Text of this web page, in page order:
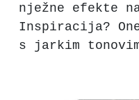
nježne efekte
Inspiracija?
s jarkim